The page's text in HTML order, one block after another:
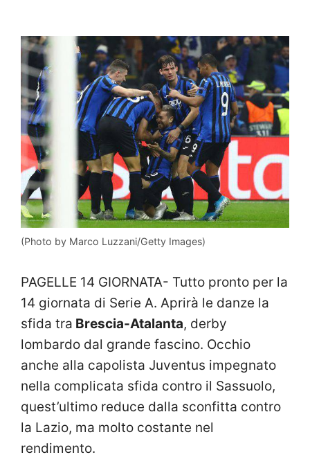
(Photo by Marco Luzzani/Getty Images)
PAGELLE 14 GIORNATA- Tutto pronto per la
14 giornata di Serie A. Aprirà le danze la
sfida tra Brescia-Atalanta, derby
lombardo dal grande fascino. Occhio
anche alla capolista Juventus impegnato
nella complicata sfida contro il Sassuolo,
quest’ultimo reduce dalla sconfitta contro
la Lazio, ma molto costante nel
rendimento.